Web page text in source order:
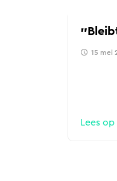
15 mei
Lees op